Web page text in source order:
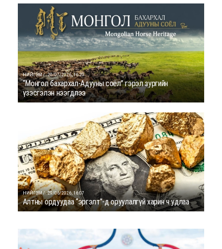
НИЙГЭМ / 20/07/2026, 16:20
“Монгол бахархал-Адууны соёл” гэрэл зургийн
үзэсгэлэн нээгдлээ
НИЙГЭМ / 29/06/2026, 16:07
Алтны ордуудаа “эргэлт”-д оруулалгүй харин ч удлаа